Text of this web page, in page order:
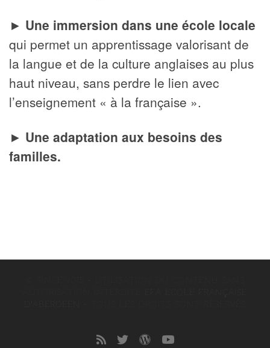
► Une immersion dans une école locale
qui permet un apprentissage valorisant de
la langue et de la culture anglaises au plus
haut niveau, sans perdre le lien avec
l’enseignement « à la française ».
► Une adaptation aux besoins des
familles.